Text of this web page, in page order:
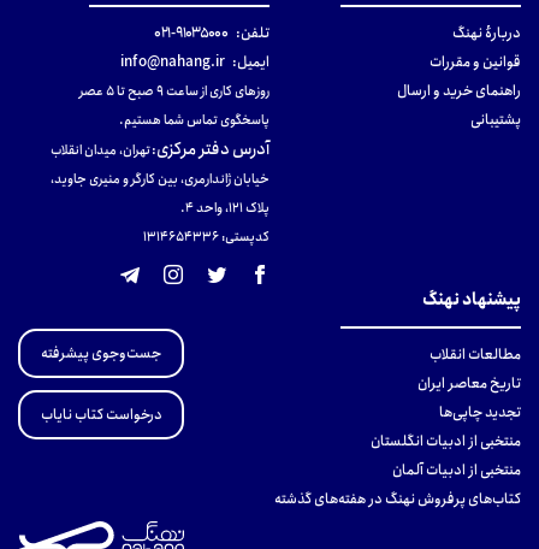
دربارهٔ نهنگ
قوانین و مقررات
راهنمای خرید و ارسال
پشتیبانی
تلفن: ۹۱۰۳۵۰۰۰-۰۲۱
ایمیل: info@nahang.ir
روزهای کاری از ساعت ۹ صبح تا ۵ عصر
پاسخگوی تماس شما هستیم.
آدرس دفتر مرکزی:تهران، میدان انقلاب
خیابان ژاندارمری، بین کارگر و منیری جاوید،
پلاک 121، واحد ۴.
کدپستی: 131465433۶
پیشنهاد نهنگ
مطالعات انقلاب
تاریخ معاصر ایران
تجدید چاپی‌ها
منتخبی از ادبیات انگلستان
منتخبی از ادبیات آلمان
کتاب‌های پرفروش نهنگ در هفته‌های گذشته
جست‌وجوی پیشرفته
درخواست کتاب نایاب